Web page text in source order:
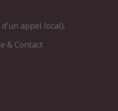
appel local).
& Contact